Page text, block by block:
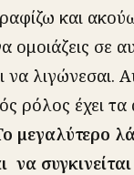
και
ομοιάζεις σε
να λιγώνεσαι.
ρόλος έχει τα
μεγαλύτερο
να